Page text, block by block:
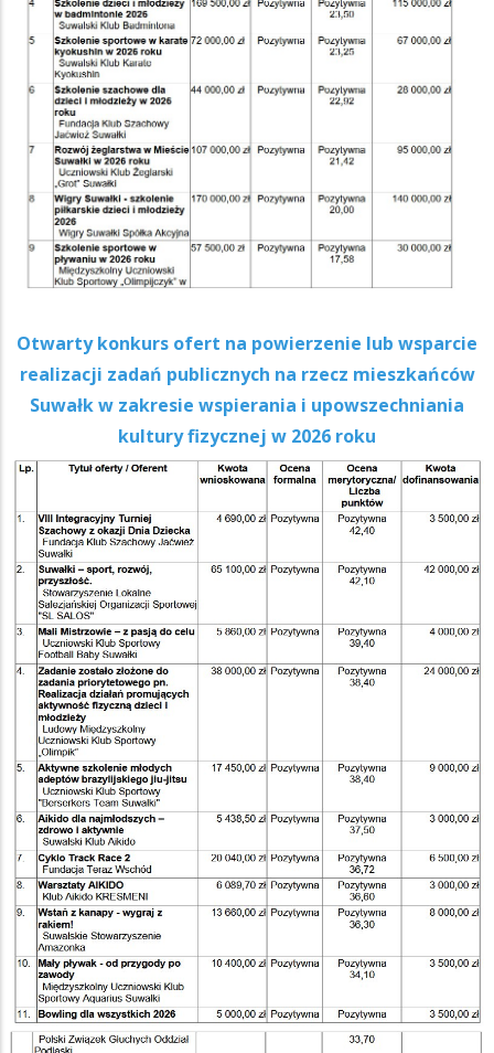
Otwarty konkurs ofert na powierzenie lub wsparcie
realizacji zadań publicznych na rzecz mieszkańców
Suwałk w zakresie wspierania i upowszechniania
kultury fizycznej w 2026 roku